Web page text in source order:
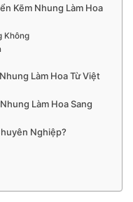
Kẽm Nhung Làm Hoa
Không
Làm Hoa Từ Việt
Làm Hoa Sang
Nghiệp?